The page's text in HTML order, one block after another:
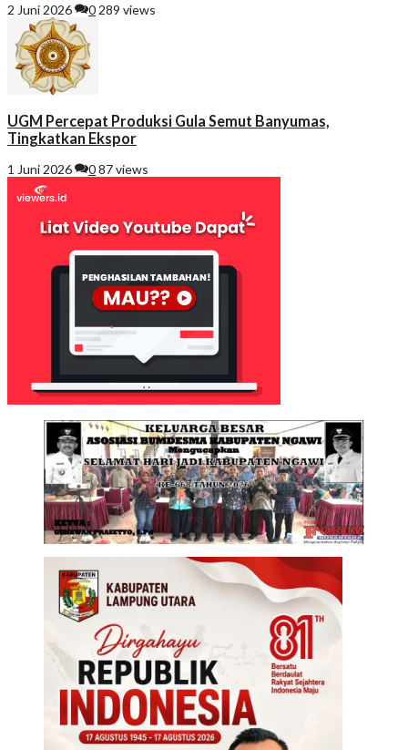
2 Juni 2026 0 289 views
UGM Percepat Produksi Gula Semut Banyumas,
Tingkatkan Ekspor
1 Juni 2026 087 views